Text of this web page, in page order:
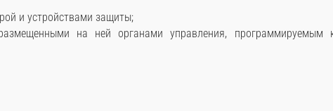
и устройствами защиты;
на ней органами управления, программируемым